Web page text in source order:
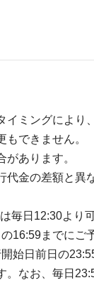
ミングにより
できません。
あります。
金の差額と異
毎日12:30より
16:59までにご
始日前日の
なお、毎日